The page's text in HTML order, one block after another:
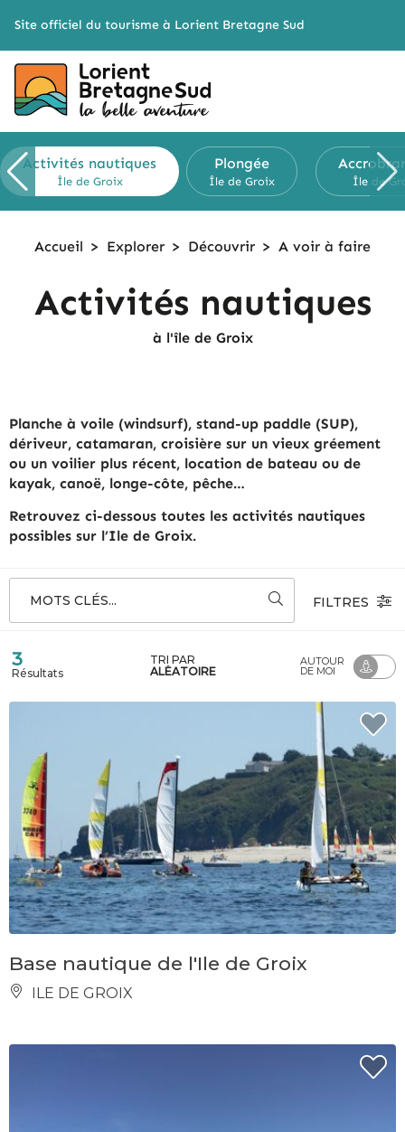
Site officiel du tourisme à Lorient Bretagne Sud
Activités nautiques
Île de Groix
Plongée
Île de Groix Île de
Accueil > Explorer > Découvrir > A voir à faire
Activités nautiques
à l'île de Groix
Planche à voile (windsurf), stand-up paddle (SUP),
dériveur, catamaran, croisière sur un vieux gréement
ou un voilier plus récent, location de bateau ou de
kayak, canoë, longe-côte, pêche…
Retrouvez ci-dessous toutes les activités nautiques
possibles sur l’Ile de Groix.
MOTS CLÉS... FILTRES
3
Résultats
TRI PAR
ALÉATOIRE
AUTOUR
DE MOI
Base nautique de l'Ile de Groix
ILE DE GROIX